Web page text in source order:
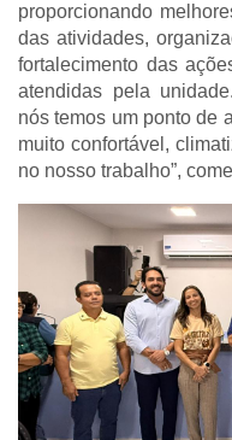
proporcionando
das atividades,
fortalecimento das
atendidas pela
nós temos um ponto de
muito confortável,
no nosso trabalho”,